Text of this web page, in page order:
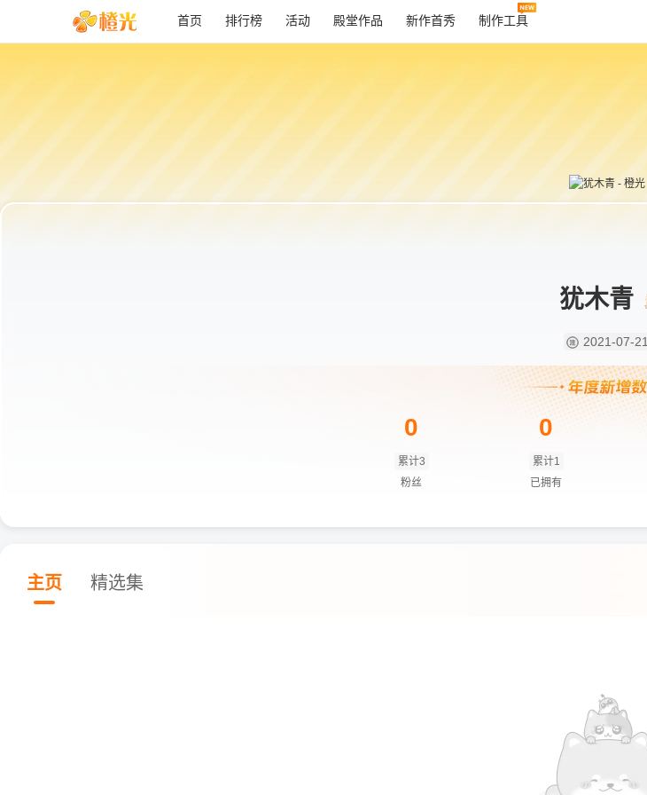
首页 排行榜 活动 殿堂作品 新作首秀 制作工具
犹木青
2021-07-21
0
累计3
粉丝
0
累计1
已拥有
主页 精选集